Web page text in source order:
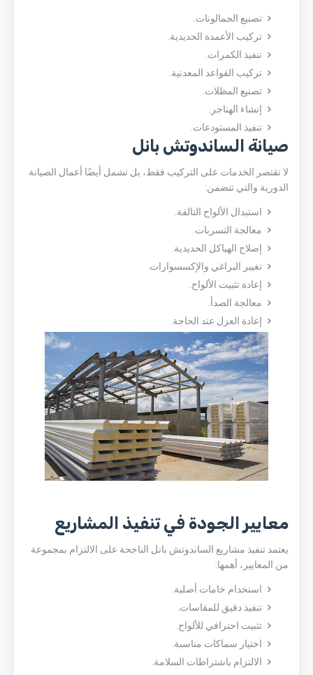
تصنيع الجمالونات.
تركيب الأعمدة الحديدية.
تنفيذ الكمرات.
تركيب القواعد المعدنية.
تصنيع المظلات.
إنشاء الهناجر.
تنفيذ المستودعات.
صيانة الساندوتش بانل
لا تقتصر الخدمات على التركيب فقط، بل تشمل أيضًا أعمال الصيانة
الدورية والتي تتضمن:
استبدال الألواح التالفة.
معالجة التسربات.
إصلاح الهياكل الحديدية.
تغيير البراغي والإكسسوارات.
إعادة تثبيت الألواح.
معالجة الصدأ.
إعادة العزل عند الحاجة.
معايير الجودة في تنفيذ المشاريع
يعتمد تنفيذ مشاريع الساندوتش بانل الناجحة على الالتزام بمجموعة
من المعايير، أهمها:
استخدام خامات أصلية.
تنفيذ دقيق للمقاسات.
تثبيت احترافي للألواح.
اختيار سماكات مناسبة.
الالتزام باشتراطات السلامة.